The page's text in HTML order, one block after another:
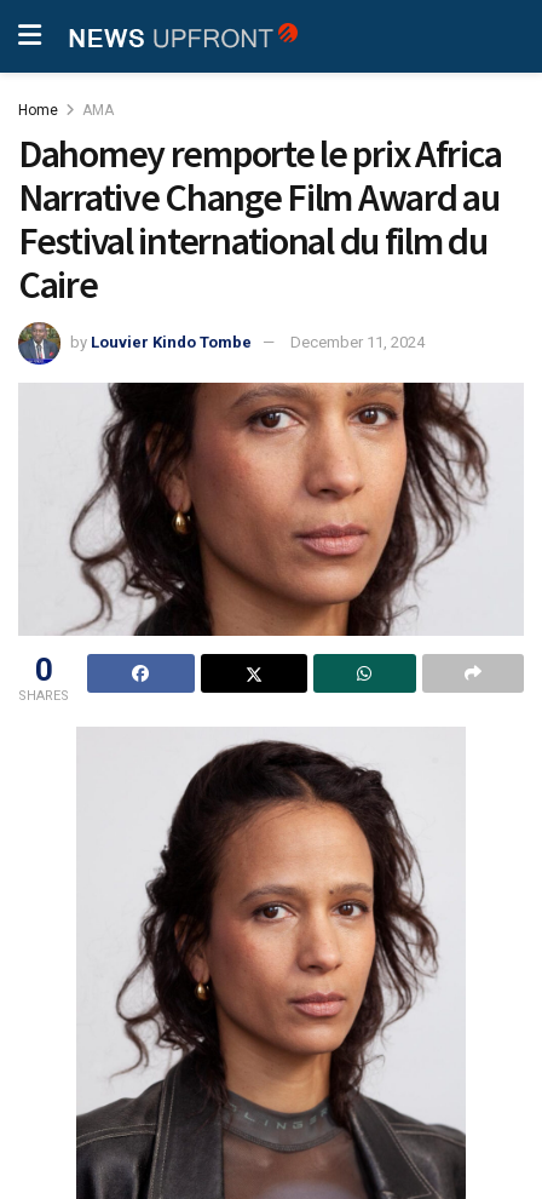
Home AMA
Dahomey remporte le prix Africa
Narrative Change Film Award au
Festival international du film du
Caire
by Louvier Kindo Tombe December 11, 2024
0
SHARES